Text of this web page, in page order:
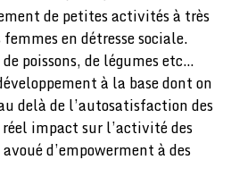
de petites activités à très
en détresse sociale.
poissons, de légumes etc…
à la base dont on
delà de l’autosatisfaction des
impact sur l’activité des
d’empowerment à des